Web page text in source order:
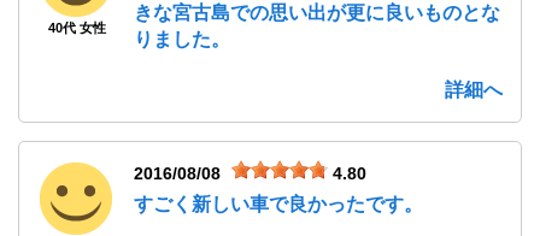
40代 女性
きな宮古島での思い出が更に良いものとな
りました。
詳細へ
2016/08/08 4.80
すごく新しい車で良かったです。